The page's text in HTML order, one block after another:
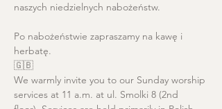
naszych niedzielnych nabożeństw.
Po nabożeństwie zapraszamy na kawę i
herbatę.
🇬🇧
We warmly invite you to our Sunday worship
services at 11 a.m. at ul. Smolki 8 (2nd